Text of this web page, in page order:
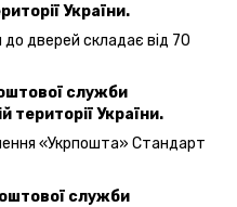
України.
до дверей складає від 70
служби
території України.
«Укрпошта» Стандарт
служби